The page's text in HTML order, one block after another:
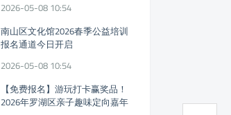
2026-05-08 10:54
南山区文化馆2026春季公益培训
报名通道今日开启
2026-05-08 10:54
【免费报名】游玩打卡赢奖品！
2026年罗湖区亲子趣味定向嘉年